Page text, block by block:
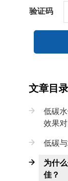
验证码
文章目录
低碳
效果
低碳
为什
佳？